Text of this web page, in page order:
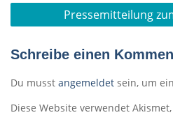
Pressemitteilung
Schreibe einen
Du musst angemeldet sein, um
Diese Website verwendet